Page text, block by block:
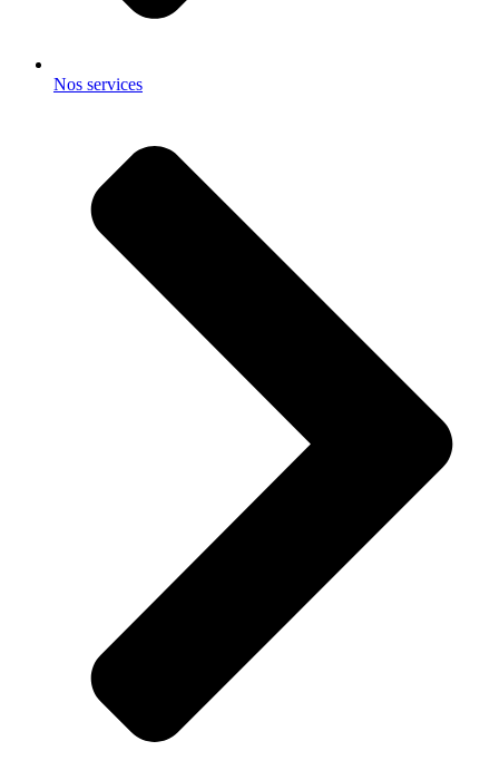
Nos services